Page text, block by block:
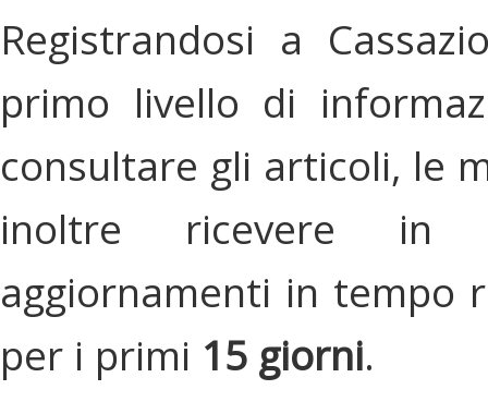
Registrandosi a
primo livello di
consultare gli articoli, le
inoltre ricevere in
aggiornamenti in tempo
per i primi 15 giorni.